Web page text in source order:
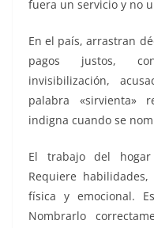
fuera un servicio y no
En el país, arrastran
pagos justos,
invisibilización,
palabra «sirvienta»
indigna cuando se
El trabajo del
Requiere
física y emocional.
Nombrarlo